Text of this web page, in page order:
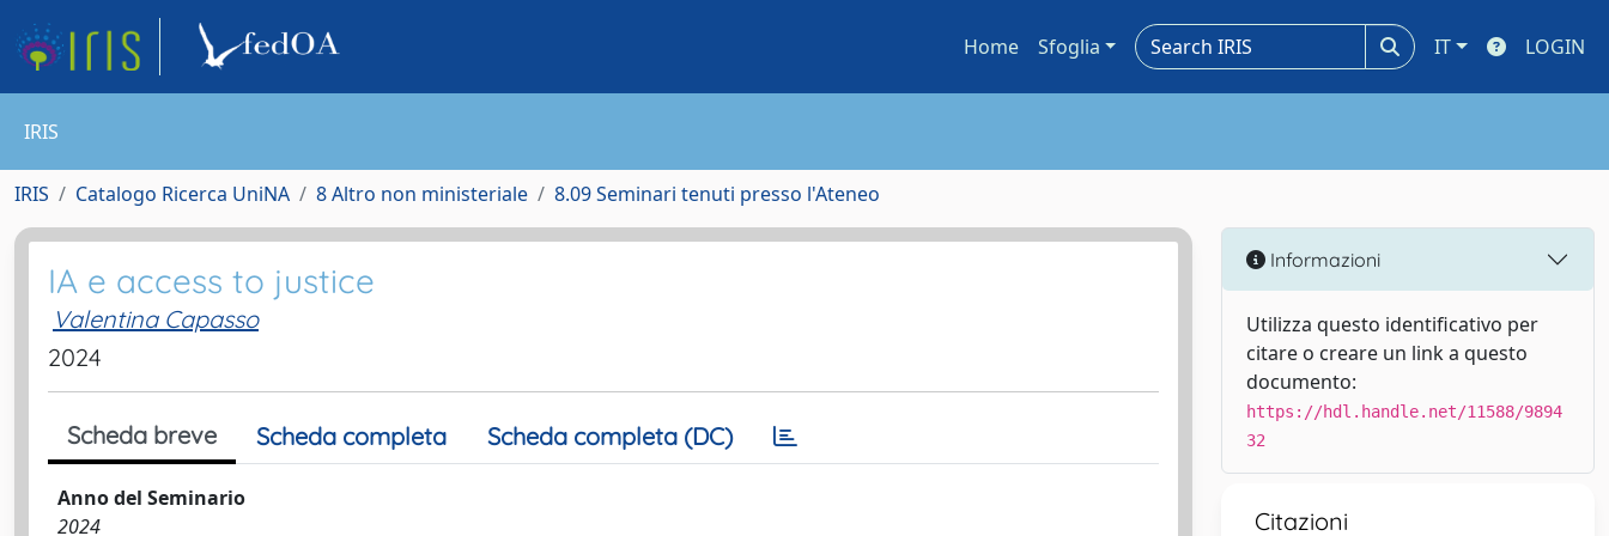
Home Sfoglia IT LOGIN
IRIS
IRIS Catalogo Ricerca UniNA 8 Altro non ministeriale 8.09 Seminari tenuti presso l'Ateneo
IA e access to justice
Valentina Capasso
2024
Scheda breve Scheda completa Scheda completa (DC)
Anno del Seminario
2024
Informazioni
Utilizza questo identificativo per
citare o creare un link a questo
documento:
https://hdl.handle.net/11588/9894
32
Citazioni